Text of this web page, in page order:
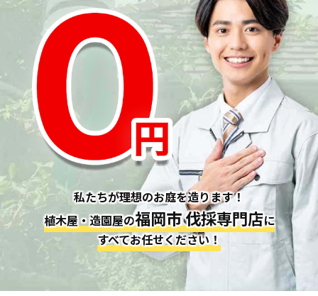
私たちが理想のお庭を造ります！
植木屋・造園屋の福岡市 伐採専門店に
すべてお任せください！